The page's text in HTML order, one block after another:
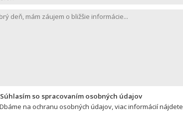
Súhlasím so spracovaním osobných údajov
Dbáme na ochranu osobných údajov, viac informácií nájdete